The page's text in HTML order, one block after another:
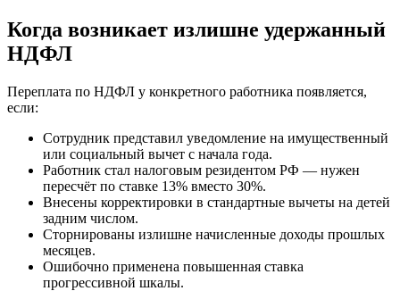
Когда возникает излишне удержанный
НДФЛ
Переплата по НДФЛ у конкретного работника появляется,
если:
Сотрудник представил уведомление на имущественный
или социальный вычет с начала года.
Работник стал налоговым резидентом РФ — нужен
пересчёт по ставке 13% вместо 30%.
Внесены корректировки в стандартные вычеты на детей
задним числом.
Сторнированы излишне начисленные доходы прошлых
месяцев.
Ошибочно применена повышенная ставка
прогрессивной шкалы.